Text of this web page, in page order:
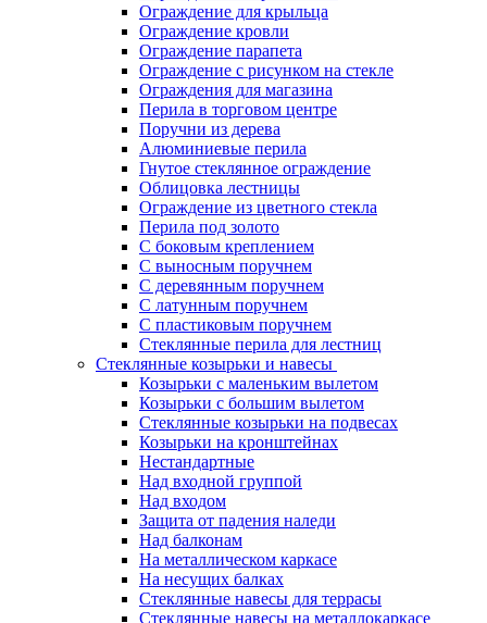
Ограждение для крыльца
Ограждение кровли
Ограждение парапета
Ограждение с рисунком на стекле
Ограждения для магазина
Перила в торговом центре
Поручни из дерева
Алюминиевые перила
Гнутое стеклянное ограждение
Облицовка лестницы
Ограждение из цветного стекла
Перила под золото
С боковым креплением
С выносным поручнем
С деревянным поручнем
С латунным поручнем
С пластиковым поручнем
Стеклянные перила для лестниц
Стеклянные козырьки и навесы
Козырьки с маленьким вылетом
Козырьки с большим вылетом
Стеклянные козырьки на подвесах
Козырьки на кронштейнах
Нестандартные
Над входной группой
Над входом
Защита от падения наледи
Над балконам
На металлическом каркасе
На несущих балках
Стеклянные навесы для террасы
Стеклянные навесы на металлокаркасе